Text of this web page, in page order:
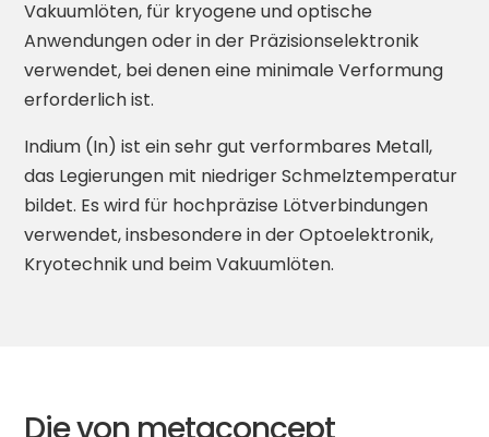
Vakuumlöten, für kryogene und optische
Anwendungen oder in der Präzisionselektronik
verwendet, bei denen eine minimale Verformung
erforderlich ist.
Indium (In) ist ein sehr gut verformbares Metall,
das Legierungen mit niedriger Schmelztemperatur
bildet. Es wird für hochpräzise Lötverbindungen
verwendet, insbesondere in der Optoelektronik,
Kryotechnik und beim Vakuumlöten.